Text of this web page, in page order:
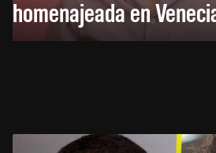
homenajeada en